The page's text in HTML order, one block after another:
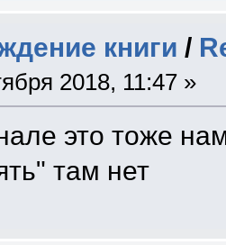
книги /
2018, 11:47 »
это тоже
там нет